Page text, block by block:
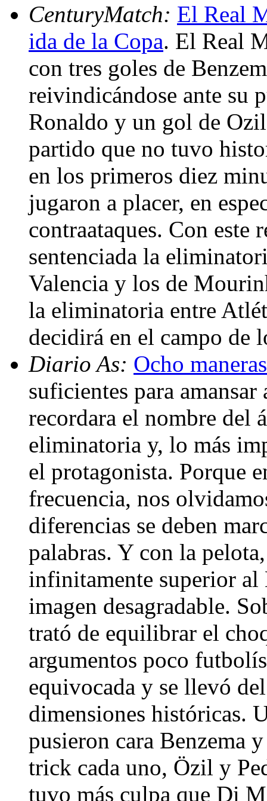
CenturyMatch: El Real
ida de la Copa. El Real
con tres goles de
reivindicándose ante su
Ronaldo y un gol de
partido que no tuvo
en los primeros diez
jugaron a placer, en
contraataques. Con este
sentenciada la
Valencia y los de
la eliminatoria entre
decidirá en el campo
Diario As: Ocho
suficientes para
recordara el nombre del
eliminatoria y, lo más
el protagonista. Porque
frecuencia, nos
diferencias se deben
palabras. Y con la
infinitamente superior al
imagen desagradable.
trató de equilibrar el
argumentos poco
equivocada y se llevó
dimensiones históricas.
pusieron cara Benzema
trick cada uno, Özil y
tuvo más culpa que Di